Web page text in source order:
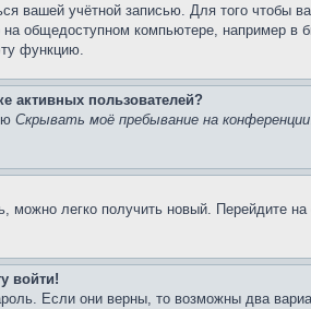
вашей учётной записью. Для того
общедоступном компьютере, например в
функцию.
активных пользователей?
Скрывать моё пребывание на конференции
можно легко получить новый. Перейдите
войти!
Если они верны, то возможны два